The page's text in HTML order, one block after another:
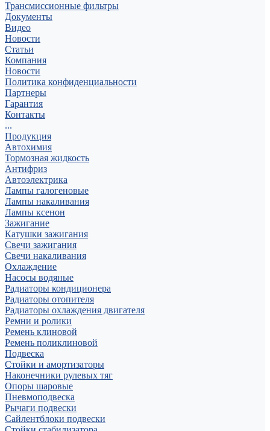
Трансмиссионные фильтры
Документы
Видео
Новости
Статьи
Компания
Новости
Политика конфиденциальности
Партнеры
Гарантия
Контакты
...
Продукция
Автохимия
Тормозная жидкость
Антифриз
Автоэлектрика
Лампы галогеновые
Лампы накаливания
Лампы ксенон
Зажигание
Катушки зажигания
Свечи зажигания
Свечи накаливания
Охлаждение
Насосы водяные
Радиаторы кондиционера
Радиаторы отопителя
Радиаторы охлаждения двигателя
Ремни и ролики
Ремень клиновой
Ремень поликлиновой
Подвеска
Стойки и амортизаторы
Наконечники рулевых тяг
Опоры шаровые
Пневмоподвеска
Рычаги подвески
Сайлентблоки подвески